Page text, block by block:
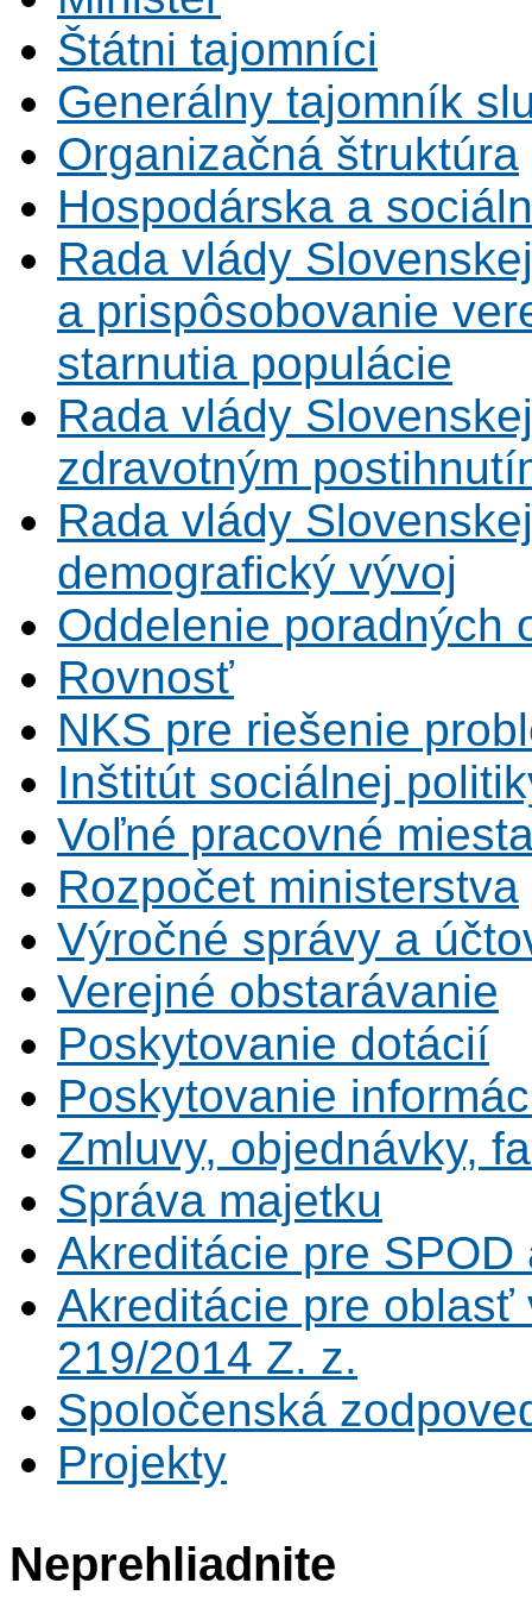
Štátni tajomníci
Generálny tajomník
Organizačná štruktúra
Hospodárska a
Rada vlády
a prispôsobovanie
starnutia populácie
Rada vlády
zdravotným
Rada vlády
demografický vývoj
Oddelenie poradných
Rovnosť
NKS pre riešenie
Inštitút sociálnej
Voľné pracovné
Rozpočet ministerstva
Výročné správy a
Verejné obstarávanie
Poskytovanie dotácií
Poskytovanie
Zmluvy, objednávky,
Správa majetku
Akreditácie pre
Akreditácie pre
219/2014 Z. z.
Spoločenská
Projekty
Neprehliadnite